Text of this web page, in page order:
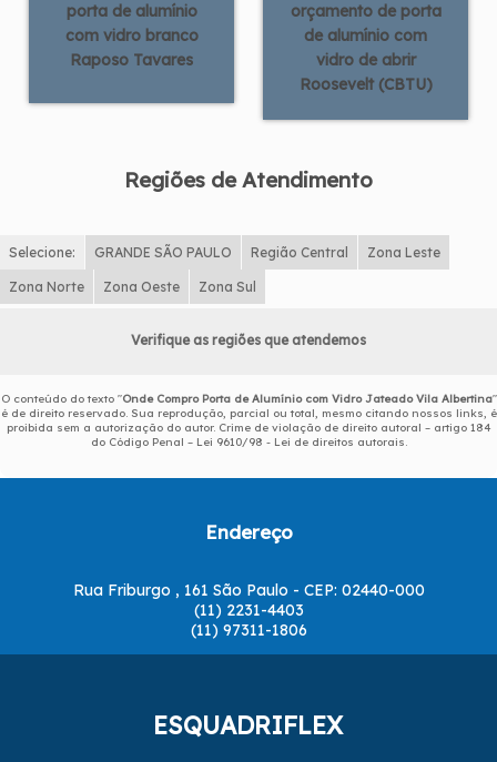
porta de alumínio
com vidro branco
Raposo Tavares
orçamento de porta
de alumínio com
vidro de abrir
Roosevelt (CBTU)
Regiões de Atendimento
Selecione: GRANDE SÃO PAULO Região Central Zona Leste
Zona Norte Zona Oeste Zona Sul
Verifique as regiões que atendemos
O conteúdo do texto "Onde Compro Porta de Alumínio com Vidro Jateado Vila Albertina"
é de direito reservado. Sua reprodução, parcial ou total, mesmo citando nossos links, é
proibida sem a autorização do autor. Crime de violação de direito autoral – artigo 184
do Código Penal – Lei 9610/98 - Lei de direitos autorais
Endereço
Rua Friburgo , 161 São Paulo - CEP: 02440-000
(11) 2231-4403
(11) 97311-1806
ESQUADRIFLEX